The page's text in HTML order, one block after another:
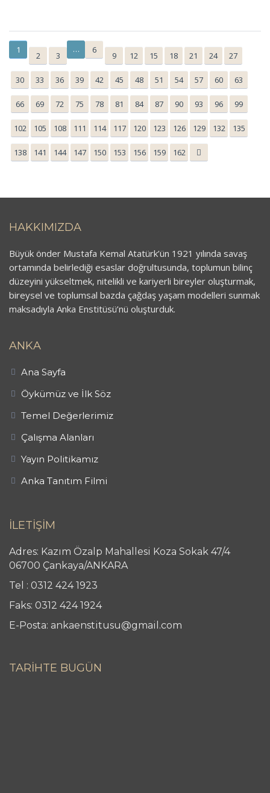
1
2 3
… 6
9 12 15 18 21 24 27
30 33 36 39 42 45 48 51 54 57 60 63
66 69 72 75 78 81 84 87 90 93 96 99
102 105 108 111 114 117 120 123 126 129 132 135
138 141 144 147 150 153 156 159 162
HAKKIMIZDA
Büyük önder Mustafa Kemal Atatürk’ün 1921 yılında savaş
ortamında belirlediği esaslar doğrultusunda, toplumun bilinç
düzeyini yükseltmek, nitelikli ve kariyerli bireyler oluşturmak,
bireysel ve toplumsal bazda çağdaş yaşam modelleri sunmak
maksadıyla Anka Enstitüsü’nü oluşturduk.
ANKA
Ana Sayfa
Öykümüz ve İlk Söz
Temel Değerlerimiz
Çalışma Alanları
Yayın Politikamız
Anka Tanıtım Filmi
İLETİŞİM
Adres: Kazım Özalp Mahallesi Koza Sokak 47/4
06700 Çankaya/ANKARA
Tel : 0312 424 1923
Faks: 0312 424 1924
E-Posta: ankaenstitusu@gmail.com
TARİHTE BUGÜN